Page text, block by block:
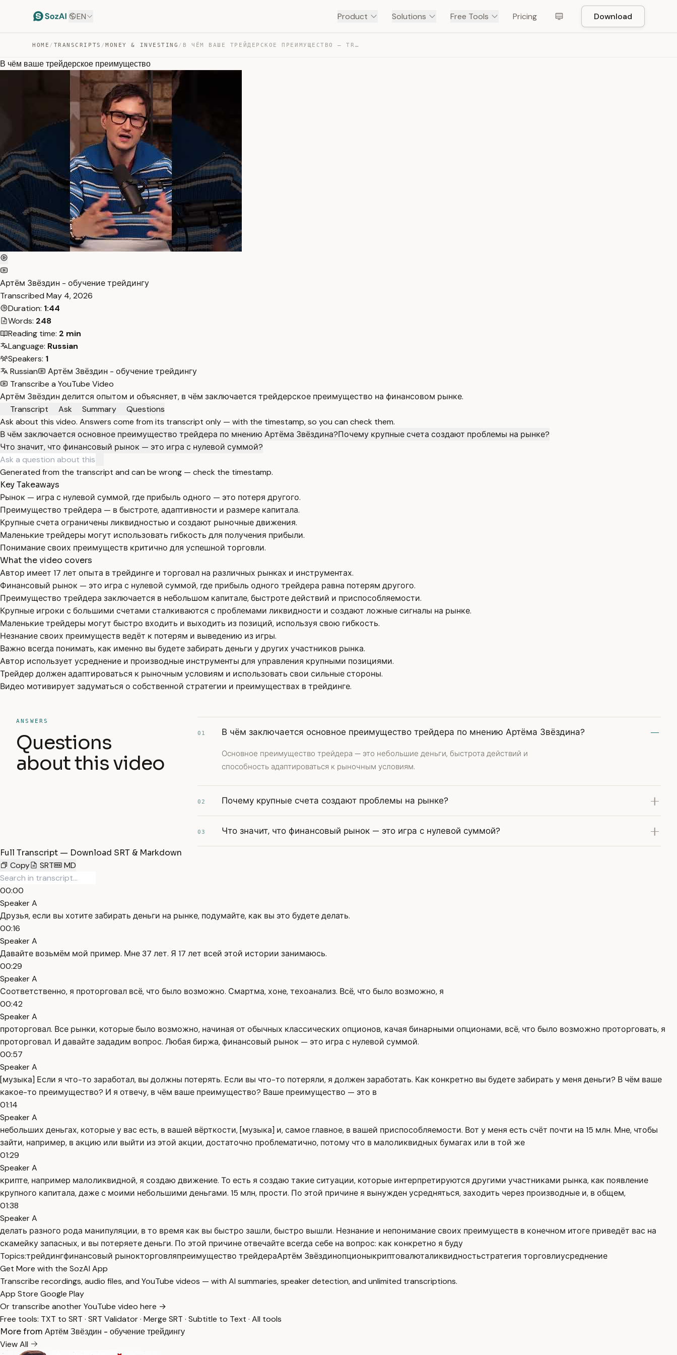
EN Product Solutions Free Tools Pricing Download
HOME / TRANSCRIPTS /MONEY & INVESTING / В ЧЁМ ВАШЕ ТРЕЙДЕРСКОЕ ПРЕИМУЩЕСТВО — TRANSCRIPT
В чём ваше трейдерское преимущество
Артём Звёздин - обучение трейдингу
Transcribed May 4, 2026
Duration: 1:44
Words: 248
Reading time: 2 min
Language: Russian
Speakers: 1
Russian
Артём Звёздин - обучение трейдингу
Transcribe a YouTube Video
Артём Звёздин делится опытом и объясняет, в чём заключается трейдерское преимущество на финансовом рынке.
Transcript
Ask Summary
Questions
Ask about this video. Answers come from its transcript only — with the timestamp, so you can check them.
В чём заключается основное преимущество трейдера по мнению Артёма Звёздина?Почему крупные счета создают проблемы на рынке?
Что значит, что финансовый рынок — это игра с нулевой суммой?
Generated from the transcript and can be wrong — check the timestamp.
Key Takeaways
Рынок — игра с нулевой суммой, где прибыль одного — это потеря другого.
Преимущество трейдера — в быстроте, адаптивности и размере капитала.
Крупные счета ограничены ликвидностью и создают рыночные движения.
Маленькие трейдеры могут использовать гибкость для получения прибыли.
Понимание своих преимуществ критично для успешной торговли.
What the video covers
Автор имеет 17 лет опыта в трейдинге и торговал на различных рынках и инструментах.
Финансовый рынок — это игра с нулевой суммой, где прибыль одного трейдера равна потерям другого.
Преимущество трейдера заключается в небольшом капитале, быстроте действий и приспособляемости.
Крупные игроки с большими счетами сталкиваются с проблемами ликвидности и создают ложные сигналы на рынке.
Маленькие трейдеры могут быстро входить и выходить из позиций, используя свою гибкость.
Незнание своих преимуществ ведёт к потерям и выведению из игры.
Важно всегда понимать, как именно вы будете забирать деньги у других участников рынка.
Автор использует усреднение и производные инструменты для управления крупными позициями.
Трейдер должен адаптироваться к рыночным условиям и использовать свои сильные стороны.
Видео мотивирует задуматься о собственной стратегии и преимуществах в трейдинге.
ANSWERS
Questions
about this video
01 В чём заключается основное преимущество трейдера по мнению Артёма Звёздина?
Основное преимущество трейдера — это небольшие деньги, быстрота действий и
способность адаптироваться к рыночным условиям.
02 Почему крупные счета создают проблемы на рынке?
03 Что значит, что финансовый рынок — это игра с нулевой суммой?
Full Transcript — Download SRT & Markdown
Copy
SRT MD
00:00
Speaker A
Друзья, если вы хотите забирать деньги на рынке, подумайте, как вы это будете делать.
00:16
Speaker A
Давайте возьмём мой пример. Мне 37 лет. Я 17 лет всей этой истории занимаюсь.
00:29
Speaker A
Соответственно, я проторговал всё, что было возможно. Смартма, хоне, техоанализ. Всё, что было возможно, я
00:42
Speaker A
проторговал. Все рынки, которые было возможно, начиная от обычных классических опционов, качая бинарными опционами, всё, что было возможно проторговать, я
проторговал. И давайте зададим вопрос. Любая биржа, финансовый рынок — это игра с нулевой суммой.
00:57
Speaker A
[музыка] Если я что-то заработал, вы должны потерять. Если вы что-то потеряли, я должен заработать. Как конкретно вы будете забирать у меня деньги? В чём ваше
какое-то преимущество? И я отвечу, в чём ваше преимущество? Ваше преимущество — это в
01:14
Speaker A
небольших деньгах, которые у вас есть, в вашей вёрткости, [музыка] и, самое главное, в вашей приспособляемости. Вот у меня есть счёт почти на 15 млн. Мне, чтобы
зайти, например, в акцию или выйти из этой акции, достаточно проблематично, потому что в малоликвидных бумагах или в той же
01:29
Speaker A
крипте, например малоликвидной, я создаю движение. То есть я создаю такие ситуации, которые интерпретируются другими участниками рынка, как появление
крупного капитала, даже с моими небольшими деньгами. 15 млн, прости. По этой причине я вынужден усредняться, заходить через производные и, в общем,
01:38
Speaker A
делать разного рода манипуляции, в то время как вы быстро зашли, быстро вышли. Незнание и непонимание своих преимуществ в конечном итоге приведёт вас на
скамейку запасных, и вы потеряете деньги. По этой причине отвечайте всегда себе на вопрос: как конкретно я буду
Topics:трейдингфинансовый рынокторговляпреимущество трейдераАртём Звёздинопционыкриптовалюталиквидностьстратегия торговлиусреднение
Get More with the SozAI App
Transcribe recordings, audio files, and YouTube videos — with AI summaries, speaker detection, and unlimited transcriptions.
App Store Google Play
Or transcribe another YouTube video here →
Free tools: TXT to SRT · SRT Validator· Merge SRT · Subtitle to Text · All tools
More from Артём Звёздин - обучение трейдингу
View All